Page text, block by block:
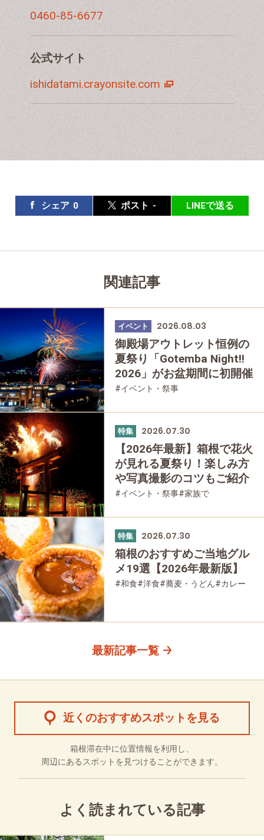
0460-85-6677
公式サイト
ishidatami.crayonsite.com
シェア 0 ポスト - LINEで送る
関連記事
イベント 2026.08.03
御殿場アウトレット恒例の
夏祭り「Gotemba Night!!
2026」がお盆期間に初開催
#イベント・祭事
特集 2026.07.30
【2026年最新】箱根で花火
が見れる夏祭り！楽しみ方
や写真撮影のコツもご紹介
#イベント・祭事#家族で
特集 2026.07.30
箱根のおすすめご当地グル
メ19選【2026年最新版】
#和食#洋食#蕎麦・うどん#カレー
最新記事一覧
近くのおすすめスポットを見る
箱根滞在中に位置情報を利用し、
周辺にあるスポットを見つけることができます。
よく読まれている記事